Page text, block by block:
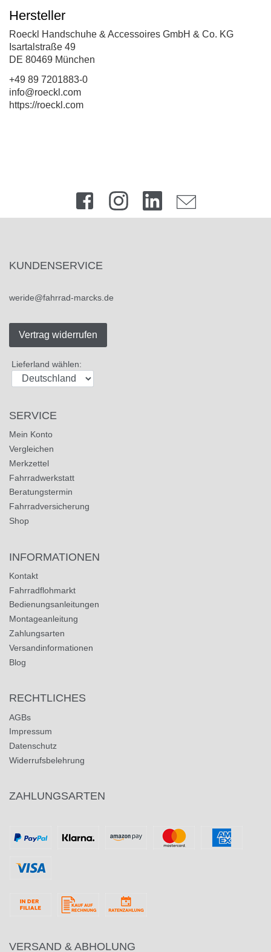
Hersteller
Roeckl Handschuhe & Accessoires GmbH & Co. KG
Isartalstraße 49
DE 80469 München
+49 89 7201883-0
info@roeckl.com
https://roeckl.com
KUNDENSERVICE
weride@fahrrad-marcks.de
Vertrag widerrufen
Lieferland wählen:
SERVICE
Mein Konto
Vergleichen
Merkzettel
Fahrradwerkstatt
Beratungstermin
Fahrradversicherung
Shop
INFORMATIONEN
Kontakt
Fahrradflohmarkt
Bedienungsanleitungen
Montageanleitung
Zahlungsarten
Versandinformationen
Blog
RECHTLICHES
AGBs
Impressum
Datenschutz
Widerrufsbelehrung
ZAHLUNGSARTEN
VERSAND & ABHOLUNG